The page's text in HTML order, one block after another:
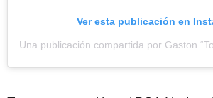
Ver esta publicación en